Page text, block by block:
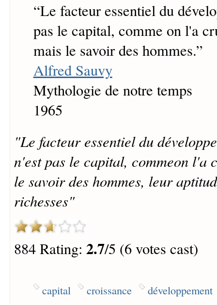
“Le facteur essentiel du
pas le capital, comme on l'a
mais le savoir des hommes.”
Alfred Sauvy
Mythologie de notre temps
1965
"Le facteur essentiel du
n'est pas le capital, commeon l'a
le savoir des hommes, leur
richesses"
884 Rating: 2.7/5 (6 votes cast)
capital croissance développement